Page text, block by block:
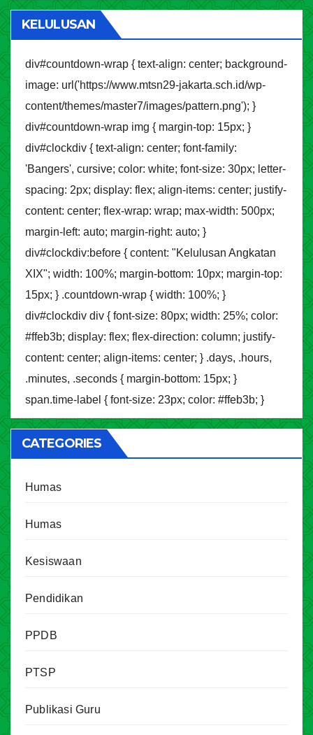
KELULUSAN
div#countdown-wrap { text-align: center; background-
image: url('https://www.mtsn29-jakarta.sch.id/wp-
content/themes/master7/images/pattern.png'); }
div#countdown-wrap img { margin-top: 15px; }
div#clockdiv { text-align: center; font-family:
'Bangers', cursive; color: white; font-size: 30px; letter-
spacing: 2px; display: flex; align-items: center; justify-
content: center; flex-wrap: wrap; max-width: 500px;
margin-left: auto; margin-right: auto; }
div#clockdiv:before { content: "Kelulusan Angkatan
XIX"; width: 100%; margin-bottom: 10px; margin-top:
15px; } .countdown-wrap { width: 100%; }
div#clockdiv div { font-size: 80px; width: 25%; color:
#ffeb3b; display: flex; flex-direction: column; justify-
content: center; align-items: center; } .days, .hours,
.minutes, .seconds { margin-bottom: 15px; }
span.time-label { font-size: 23px; color: #ffeb3b; }
CATEGORIES
Humas
Humas
Kesiswaan
Pendidikan
PPDB
PTSP
Publikasi Guru